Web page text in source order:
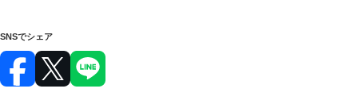
SNSでシェア